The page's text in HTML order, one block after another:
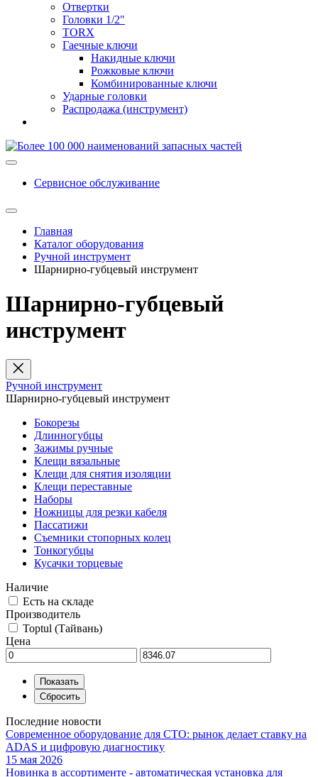
Отвертки
Головки 1/2"
TORX
Гаечные ключи
Накидные ключи
Рожковые ключи
Комбинированные ключи
Ударные головки
Распродажа (инструмент)
Сервисное обслуживание
Главная
Каталог оборудования
Ручной инструмент
Шарнирно-губцевый инструмент
Шарнирно-губцевый
инструмент
Ручной инструмент
Шарнирно-губцевый инструмент
Бокорезы
Длинногубцы
Зажимы ручные
Клещи вязальные
Клещи для снятия изоляции
Клещи переставные
Наборы
Ножницы для резки кабеля
Пассатижи
Съемники стопорных колец
Тонкогубцы
Кусачки торцевые
Наличие
Есть на складе
Производитель
Toptul (Тайвань)
Цена
Последние новости
Современное оборудование для СТО: рынок делает ставку на
ADAS и цифровую диагностику
15 мая 2026
Новинка в ассортименте - автоматическая установка для